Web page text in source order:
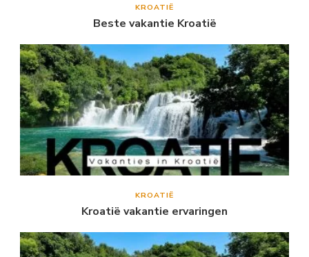
KROATIË
Beste vakantie Kroatië
KROATIË
Kroatië vakantie ervaringen